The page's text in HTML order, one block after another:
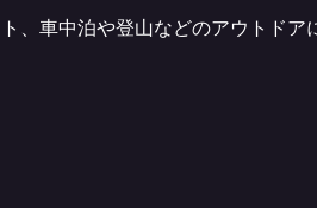
、車中泊や登山などのアウトド